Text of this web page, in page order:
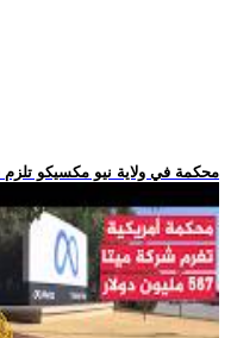
.. محكمة في ولاية نيو مكسيكو تلزم شركة